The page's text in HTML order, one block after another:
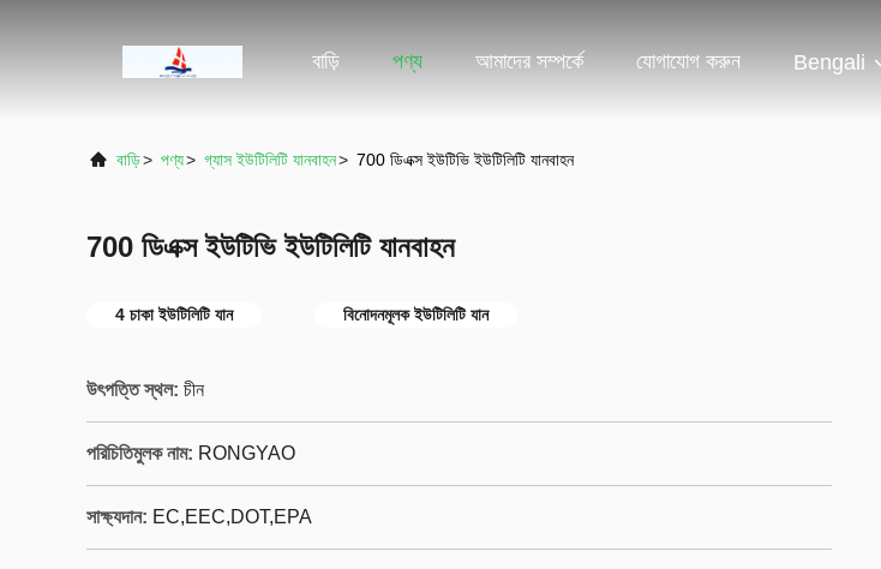
বাড়ি পণ্য আমাদের সম্পর্কে যোগাযোগ করুন Bengali
বাড়ি> পণ্য> গ্যাস ইউটিলিটি যানবাহন> 700 ডিএক্স ইউটিভি ইউটিলিটি যানবাহন
700 ডিএক্স ইউটিভি ইউটিলিটি যানবাহন
4 চাকা ইউটিলিটি যান বিনোদনমূলক ইউটিলিটি যান
উৎপত্তি স্থল: চীন
পরিচিতিমুলক নাম: RONGYAO
সাক্ষ্যদান: EC,EEC,DOT,EPA